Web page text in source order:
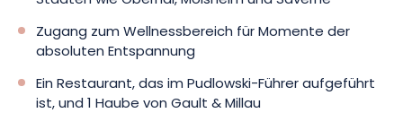
der Region zu entdecken.
Zögern Sie nicht länger und buchen Sie einen entspannenden
und erlebnisreichen Aufenthalt im Hotel & Spa Au Chasseur***!
Zugang zum Wellnessbereich für Momente der
absoluten Entspannung
Ein Restaurant, das im Pudlowski-Führer aufgeführt
ist, und 1 Haube von Gault & Millau